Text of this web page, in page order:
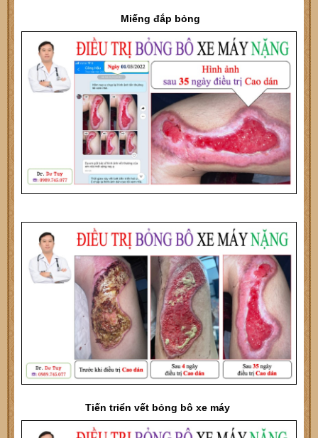
Miếng đắp bỏng
Tiến triển vết bỏng bô xe máy